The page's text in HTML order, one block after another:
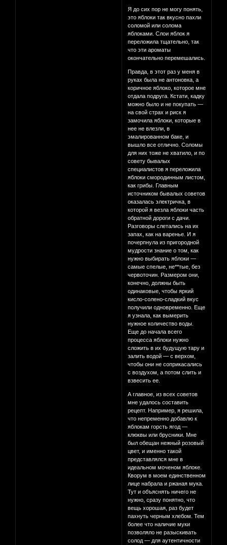
Я до сих пор не могу понять,
это яблоки так вкусно пахли
соломой или солома
яблоками. Слои яблок я
переложила тщательно, так
что эти ароматы
окончательно перемешались.
Правда, в этот раз у меня в
руках была не антоновка, а
коричное яблоко, которое мне
отдала подруга. Кстати, кадку
можно было и не покупать —
на свой страх и риск я
замочила яблоки, которые в
нее не влезли, в
эмалированном баке, и
вышло все отлично. Соломы
для них тоже не хватило, и по
совету бывалых
специалистов я переложила
яблоки смородинным листом,
как грибы. Главным
источником бывалых советов
оказалась электричка, в
которой я везла яблоки часть
обратной дороги с дачи.
Разговоры слетались на их
запах, как на варенье. И я
почерпнула из пригородной
мудрости знание о том, как
нужно выбирать яблоки —
самые спелые, не​**тые, без
червоточин. Размером они,
конечно, должны быть
одинаковые, чтобы яркий
кисло-солено-сладкий вкус
получили одновременно. Еще
я узнала, как вымерить
нужное количество воды.
Еще до начала всего
процесса яблоки нужно
сложить в их будущую тару и
залить водой — с верхом,
чтобы они не соприкасались
с воздухом, а потом слить и
взвесить ее.
А главное, из всех советов
мне удалось составить
рецепт. Например, я решила,
что непременно добавлю к
яблокам горсть ягод —
клюквы или брусники. Мне
был обещан нежный розовый
цвет, и именно такой
представлялся мне в
идеальном моченом яблоке.
Кворум в моем единственном
лице набрала и ржаная мука.
Тут и объяснять ничего не
нужно, сразу понятно, что
вещь хорошая, раз будет
пахнуть черным хлебом. Тем
более что наличие муки
позволяло не разыскивать
солод — для аутентичности